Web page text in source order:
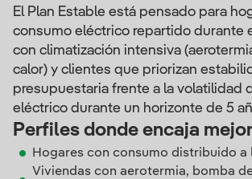
El Plan Estable está pensado para
consumo eléctrico repartido durante
con climatización intensiva
calor) y clientes que priorizan
presupuestaria frente a la volatilidad
eléctrico durante un horizonte de 5
Perfiles donde encaja mejor
Hogares con consumo distribuido
Viviendas con aerotermia, bomba